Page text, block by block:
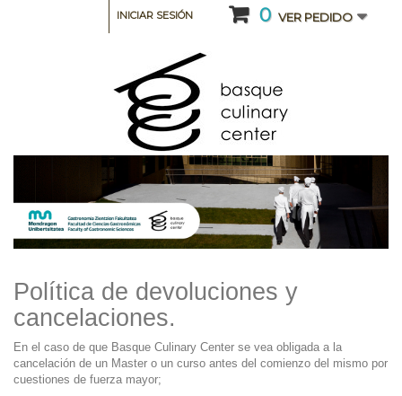
0 VER PEDIDO
INICIAR SESIÓN
Política de devoluciones y
cancelaciones.
En el caso de que Basque Culinary Center se vea obligada a la
cancelación de un Master o un curso antes del comienzo del mismo por
cuestiones de fuerza mayor;